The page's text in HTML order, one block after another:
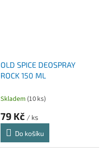
OLD SPICE DEOSPRAY
ROCK 150 ML
Skladem (10 ks)
79 Kč / ks
Do košíku